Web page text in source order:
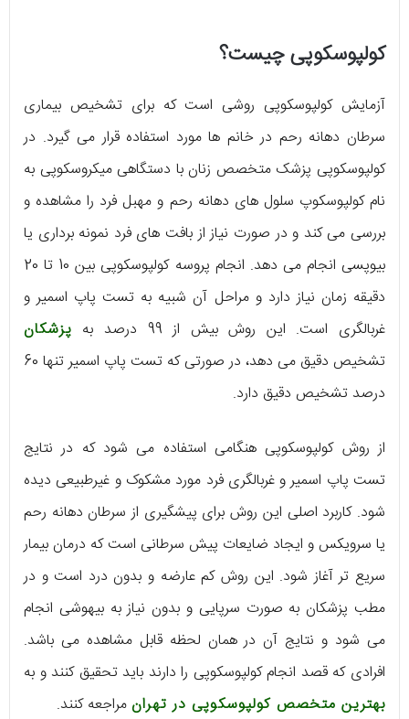
کولپوسکوپی چیست؟
آزمایش کولپوسکوپی روشی است که برای تشخیص بیماری
سرطان دهانه رحم در خانم ها مورد استفاده قرار می گیرد. در
کولپوسکوپی پزشک متخصص زنان با دستگاهی میکروسکوپی به
نام کولپوسکوپ سلول های دهانه رحم و مهبل فرد را مشاهده و
بررسی می کند و در صورت نیاز از بافت های فرد نمونه برداری یا
بیوپسی انجام می دهد. انجام پروسه کولپوسکوپی بین 10 تا 20
دقیقه زمان نیاز دارد و مراحل آن شبیه به تست پاپ اسمیر و
غربالگری است. این روش بیش از 99 درصد به
پزشکان
تشخیص دقیق می دهد، در صورتی که تست پاپ اسمیر تنها 60
درصد تشخیص دقیق دارد.
از روش کولپوسکوپی هنگامی استفاده می شود که در نتایج
تست پاپ اسمیر و غربالگری فرد مورد مشکوک و غیرطبیعی دیده
شود. کاربرد اصلی این روش برای پیشگیری از سرطان دهانه رحم
یا سرویکس و ایجاد ضایعات پیش سرطانی است که درمان بیمار
سریع تر آغاز شود. این روش کم عارضه و بدون درد است و در
مطب پزشکان به صورت سرپایی و بدون نیاز به بیهوشی انجام
می شود و نتایج آن در همان لحظه قابل مشاهده می باشد.
افرادی که قصد انجام کولپوسکوپی را دارند باید تحقیق کنند و به
بهترین متخصص کولپوسکوپی در تهرانمراجعه کنند.